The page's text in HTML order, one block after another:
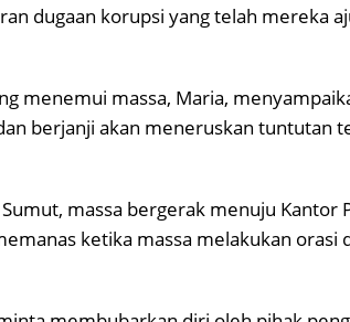
dugaan korupsi yang telah mereka
menemui massa, Maria,
berjanji akan meneruskan tuntutan
massa bergerak menuju Kantor
ketika massa melakukan orasi